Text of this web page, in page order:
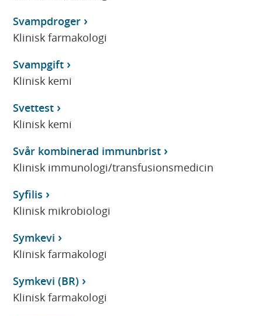
Svampdroger
Klinisk farmakologi
Svampgift
Klinisk kemi
Svettest
Klinisk kemi
Svår kombinerad immunbrist
Klinisk immunologi/transfusionsmedicin
Syfilis
Klinisk mikrobiologi
Symkevi
Klinisk farmakologi
Symkevi (BR)
Klinisk farmakologi